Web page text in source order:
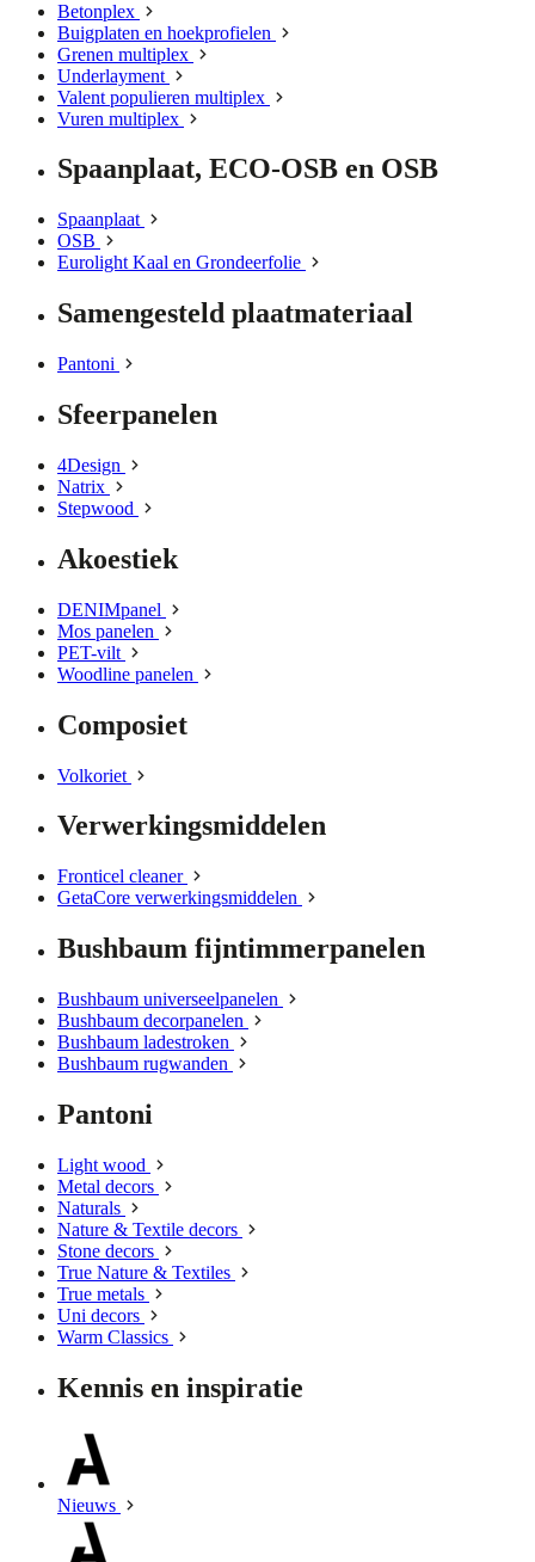
Betonplex
Buigplaten en hoekprofielen
Grenen multiplex
Underlayment
Valent populieren multiplex
Vuren multiplex
Spaanplaat, ECO-OSB en OSB
Spaanplaat
OSB
Eurolight Kaal en Grondeerfolie
Samengesteld plaatmateriaal
Pantoni
Sfeerpanelen
4Design
Natrix
Stepwood
Akoestiek
DENIMpanel
Mos panelen
PET-vilt
Woodline panelen
Composiet
Volkoriet
Verwerkingsmiddelen
Fronticel cleaner
GetaCore verwerkingsmiddelen
Bushbaum fijntimmerpanelen
Bushbaum universeelpanelen
Bushbaum decorpanelen
Bushbaum ladestroken
Bushbaum rugwanden
Pantoni
Light wood
Metal decors
Naturals
Nature & Textile decors
Stone decors
True Nature & Textiles
True metals
Uni decors
Warm Classics
Kennis en inspiratie
Nieuws